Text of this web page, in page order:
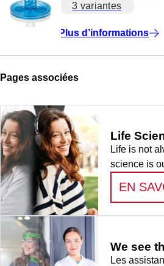
3 variantes
Plus d’informations
Pages associées
Life
Life is not
science is
EN
We see
Les